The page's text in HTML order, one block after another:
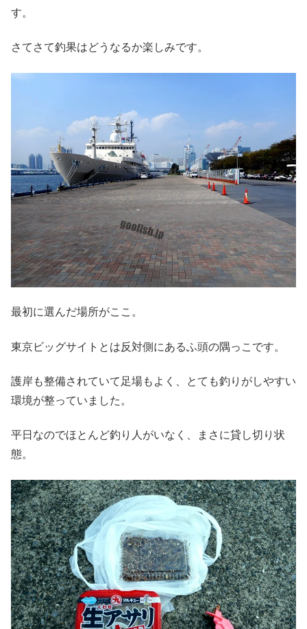
す。
さてさて釣果はどうなるか楽しみです。
最初に選んだ場所がここ。
東京ビッグサイトとは反対側にあるふ頭の隅っこです。
護岸も整備されていて足場もよく、とても釣りがしやすい
環境が整っていました。
平日なのでほとんど釣り人がいなく、まさに貸し切り状
態。